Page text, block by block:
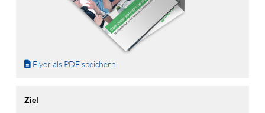
Flyer als PDF speichern
Ziel